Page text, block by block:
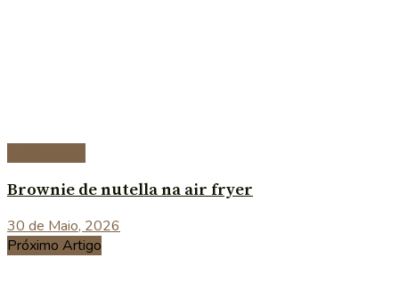
Brownie de nutella na air fryer
30 de Maio, 2026
Próximo Artigo